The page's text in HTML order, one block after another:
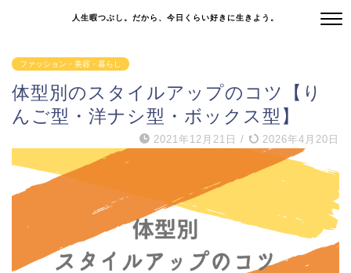
人生暇つぶし。だから、今日くらい好きに生きよう。
ファッション・美容・暮らし
体型別のスタイルアップのコツ【り
んご型・洋ナシ型・ボックス型】
2021年12月21日 / 2026年4月20日